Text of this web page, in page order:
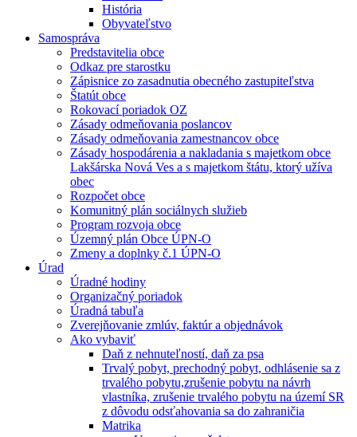
História
Obyvateľstvo
Samospráva
Predstavitelia obce
Odkaz pre starostku
Zápisnice zo zasadnutia obecného zastupiteľstva
Štatút obce
Rokovací poriadok OZ
Zásady odmeňovania poslancov
Zásady odmeňovania zamestnancov obce
Zásady hospodárenia a nakladania s majetkom obce
Lakšárska Nová Ves a s majetkom štátu, ktorý užíva
obec
Rozpočet obce
Komunitný plán sociálnych služieb
Program rozvoja obce
Územný plán Obce ÚPN-O
Zmeny a doplnky č.1 ÚPN-O
Úrad
Úradné hodiny
Organizačný poriadok
Úradná tabuľa
Zverejňovanie zmlúv, faktúr a objednávok
Ako vybaviť
Daň z nehnuteľností, daň za psa
Trvalý pobyt, prechodný pobyt, odhlásenie sa z
trvalého pobytu,zrušenie pobytu na návrh
vlastníka, zrušenie trvalého pobytu na území SR
z dôvodu odsťahovania sa do zahraničia
Matrika